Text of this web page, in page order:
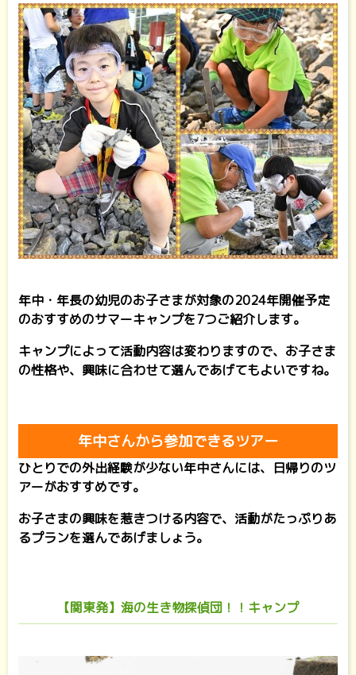
年中・年長の幼児のお子さまが対象の2024年開催予定
のおすすめのサマーキャンプを7つご紹介します。
キャンプによって活動内容は変わりますので、お子さま
の性格や、興味に合わせて選んであげてもよいですね。
年中さんから参加できるツアー
ひとりでの外出経験が少ない年中さんには、日帰りのツ
アーがおすすめです。
お子さまの興味を惹きつける内容で、活動がたっぷりあ
るプランを選んであげましょう。
【関東発】海の生き物探偵団！！キャンプ